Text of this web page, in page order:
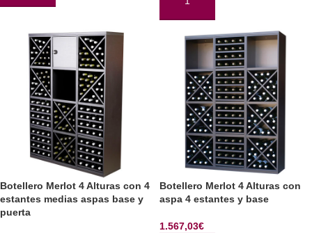
AÑADIR AL CARRITO
Botellero Merlot 4 Alturas con 4
estantes medias aspas base y
puerta
Botellero Merlot 4 Alturas con
aspa 4 estantes y base
1.567,03€